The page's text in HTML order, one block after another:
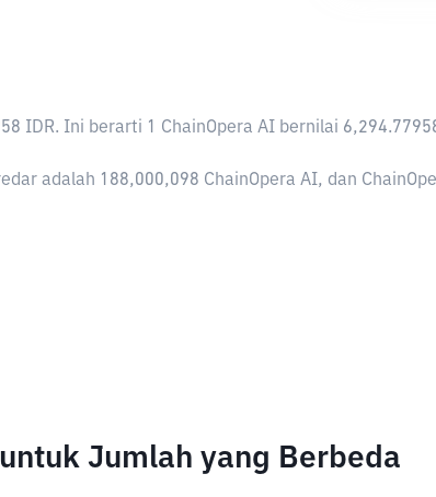
IDR. Ini berarti 1 ChainOpera AI bernilai
adalah 188,000,098 ChainOpera AI, dan
Jumlah yang Berbeda